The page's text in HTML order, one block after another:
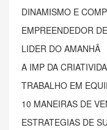
DINAMISMO E
EMPREENDEDOR
LIDER DO AMANHÃ
A IMP DA
TRABALHO EM
10 MANEIRAS DE
ESTRATEGIAS DE